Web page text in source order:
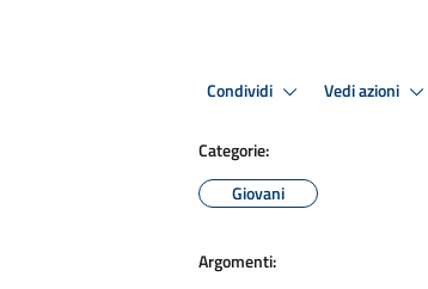
Condividi Vedi azioni
Categorie:
Giovani
Argomenti: